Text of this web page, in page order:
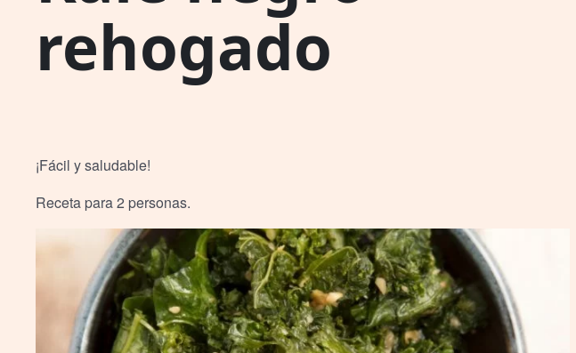
rehogado
¡Fácil y saludable!
Receta para 2 personas.